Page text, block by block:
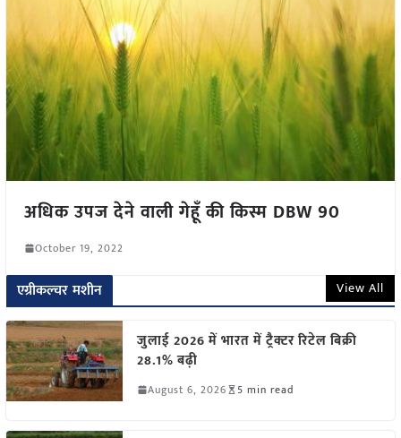
अधिक उपज देने वाली गेहूँ की किस्म DBW 90
October 19, 2022
एग्रीकल्चर मशीन View All
जुलाई 2026 में भारत में ट्रैक्टर रिटेल बिक्री
28.1% बढ़ी
August 6, 2026 5 min read